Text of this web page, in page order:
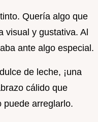
Quería algo que
visual y gustativa. Al
ante algo especial.
de leche, ¡una
cálido que
puede arreglarlo.